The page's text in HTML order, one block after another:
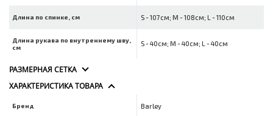
Длина по спинке, см S - 107см; M - 108см; L - 110см
Длина рукава по внутреннему шву,
см
S - 40см; M - 40см; L - 40см
РАЗМЕРНАЯ СЕТКА
ХАРАКТЕРИСТИКА ТОВАРА
Бренд Barley